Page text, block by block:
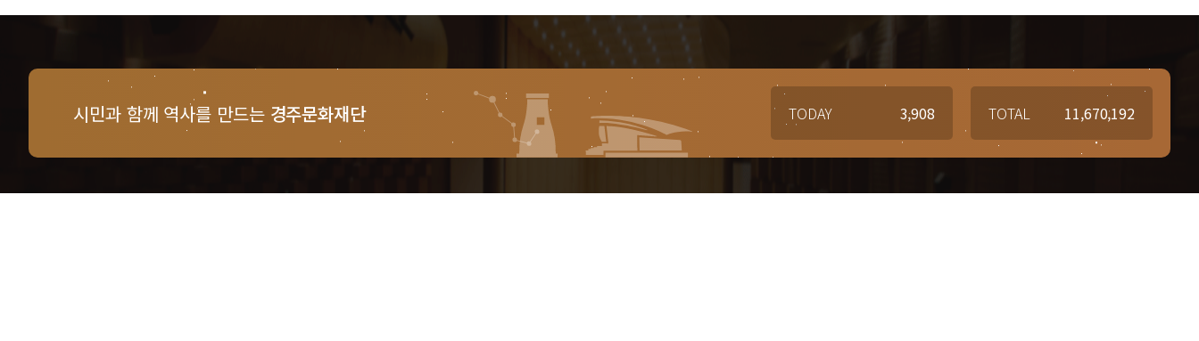
시민과 함께 역사를 만드는 경주문화재단 TODAY 3,908 TOTAL 11,670,192